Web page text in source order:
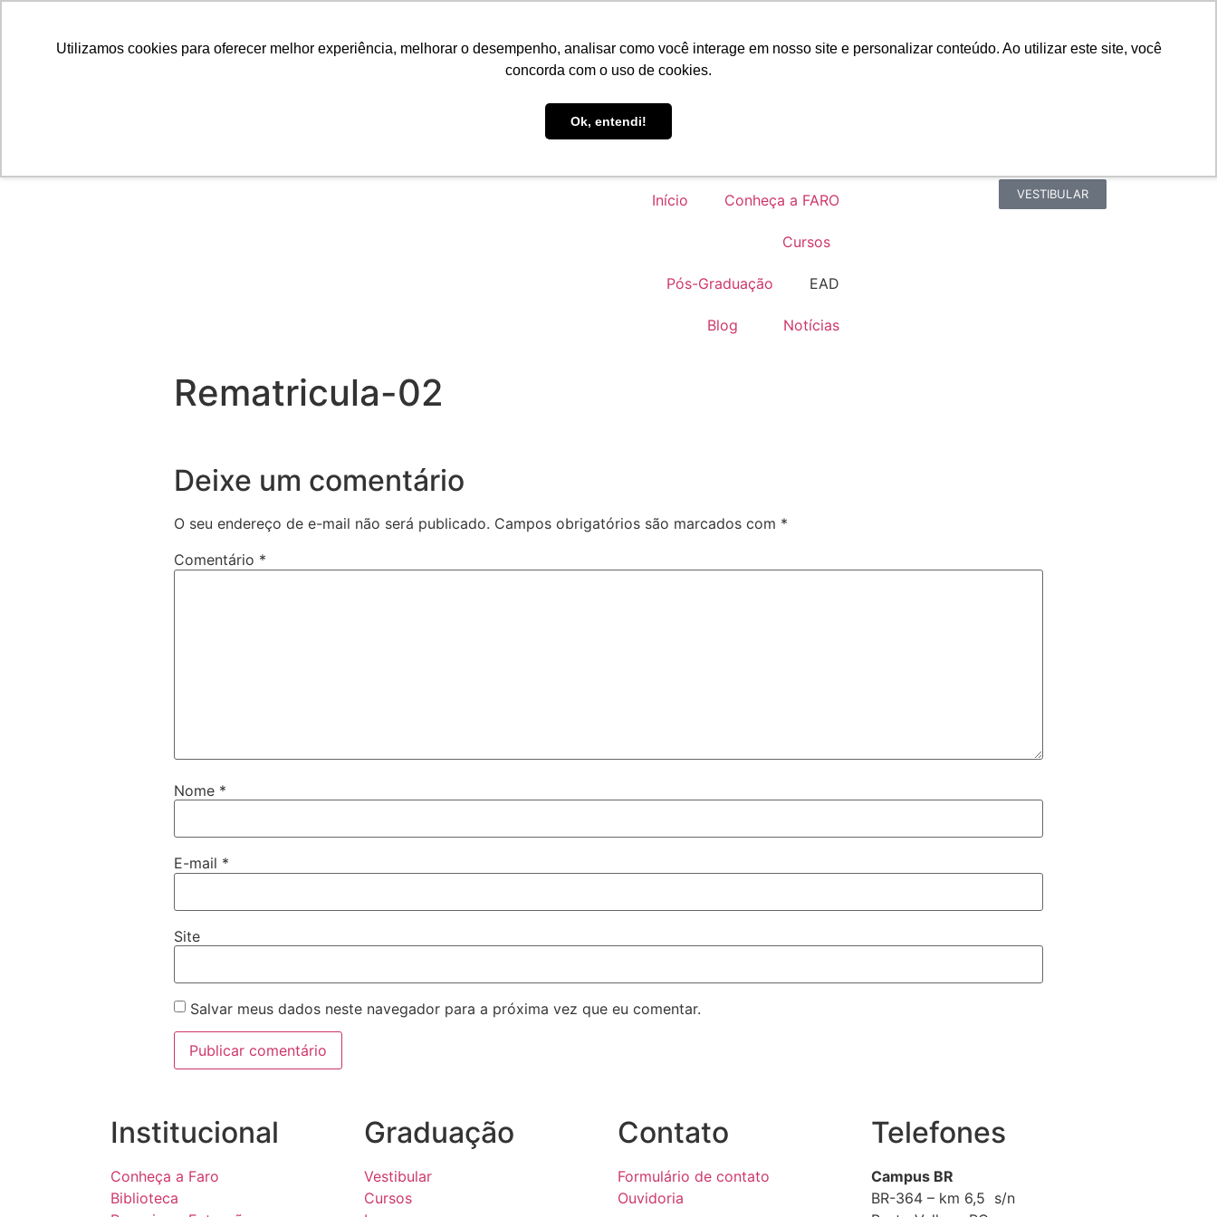
Utilizamos cookies para oferecer melhor experiência, melhorar o desempenho, analisar como você interage em nosso site e personalizar conteúdo. Ao utilizar este site, você
concorda com o uso de cookies.
Ok, entendi!
Faro Carreiras
Início Conheça a FARO
Cursos
Pós-Graduação EAD
Blog Notícias
VESTIBULAR
Rematricula-02
Deixe um comentário
O seu endereço de e-mail não será publicado. Campos obrigatórios são marcados com *
Comentário *
Nome *
E-mail *
Site
Salvar meus dados neste navegador para a próxima vez que eu comentar.
Institucional
Conheça a Faro
Biblioteca
Graduação
Vestibular
Cursos
Contato
Formulário de contato
Ouvidoria
Telefones
Campus BR
BR-364 – km 6,5 s/n